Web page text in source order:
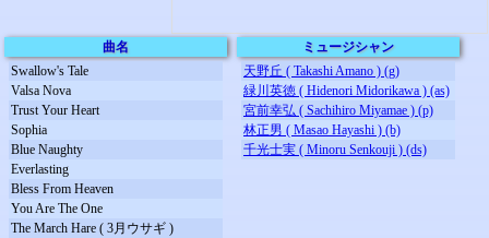
曲名
Swallow's Tale
Valsa Nova
Trust Your Heart
Sophia
Blue Naughty
Everlasting
Bless From Heaven
You Are The One
The March Hare ( 3月ウサギ )
ミュージシャン
天野丘 ( Takashi Amano ) (g)
緑川英徳 ( Hidenori Midorikawa ) (as)
宮前幸弘 ( Sachihiro Miyamae ) (p)
林正男 ( Masao Hayashi ) (b)
千光士実 ( Minoru Senkouji ) (ds)